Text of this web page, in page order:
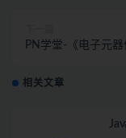
PN学堂-《电子元
相关文章